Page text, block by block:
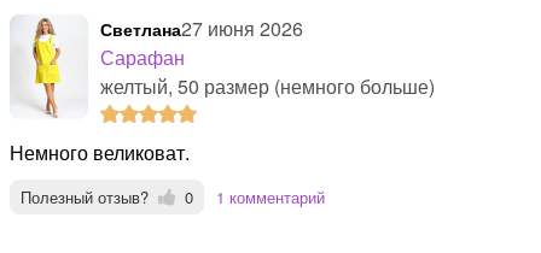
Светлана27 июня 2026
Сарафан
желтый, 50 размер (немного больше)
Немного великоват.
Полезный отзыв? 0 1 комментарий